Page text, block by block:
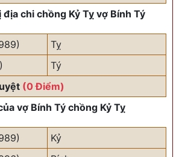
chi chồng Kỷ Tỵ vợ Bính Tý
Tỵ
Tý
(0 Điểm)
vợ Bính Tý chồng Kỷ Tỵ
Kỷ